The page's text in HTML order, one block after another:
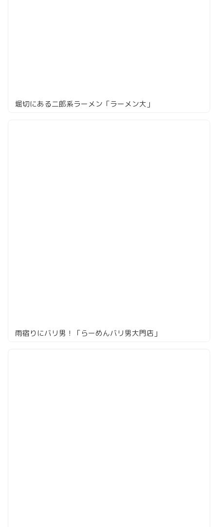
堀切にある二郎系ラーメン「ラーメン大」
雨宿りにバリ男！「らーめんバリ男大門店」